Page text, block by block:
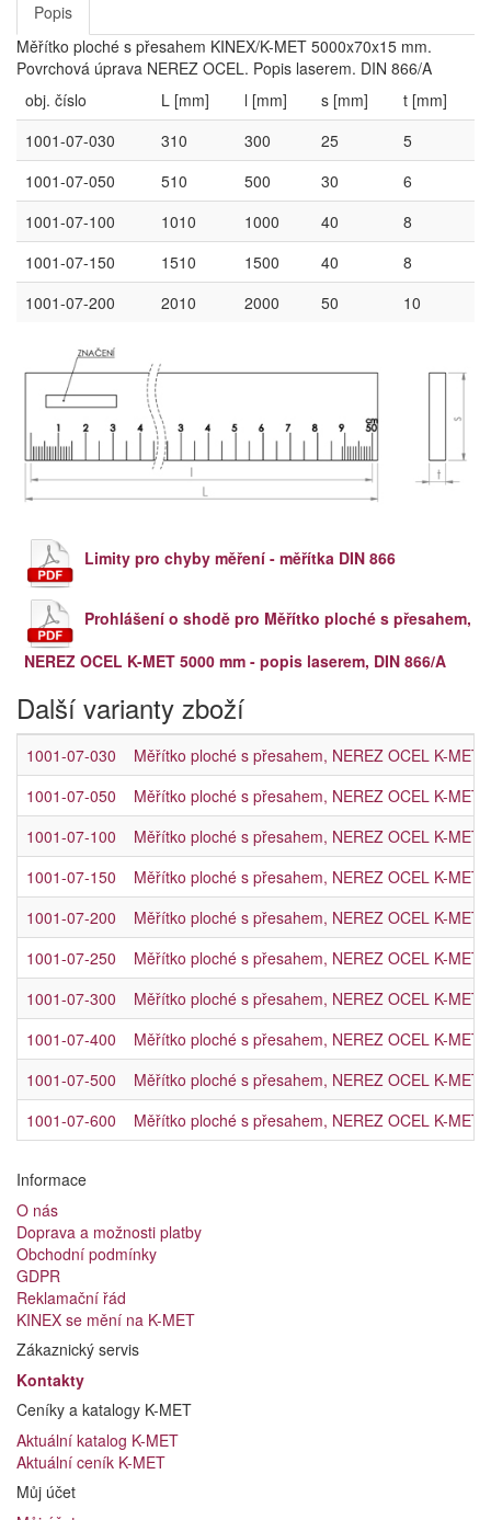
Popis
Měřítko ploché s přesahem KINEX/K-MET 5000x70x15 mm.
Povrchová úprava NEREZ OCEL. Popis laserem. DIN 866/A
obj. číslo
L [mm] l [mm] s [mm]
t [mm]
1001-07-030
310 300 25
5
1001-07-050
510 500 30
6
1001-07-100
1010 1000 40
8
1001-07-150
1510 1500 40
8
1001-07-200
2010 2000 50 10
Limity pro chyby měření - měřítka DIN 866
Prohlášení o shodě pro Měřítko ploché s přesahem,
NEREZ OCEL K-MET 5000 mm - popis laserem, DIN 866/A
Další varianty zboží
1001-07-030
Měřítko ploché s přesahem, NEREZ OCEL K-
1001-07-050
Měřítko ploché s přesahem, NEREZ OCEL K-
1001-07-100
Měřítko ploché s přesahem, NEREZ OCEL K-
1001-07-150
Měřítko ploché s přesahem, NEREZ OCEL K-
1001-07-200
Měřítko ploché s přesahem, NEREZ OCEL K-
1001-07-250
Měřítko ploché s přesahem, NEREZ OCEL K-
1001-07-300
Měřítko ploché s přesahem, NEREZ OCEL K-
1001-07-400
Měřítko ploché s přesahem, NEREZ OCEL K-
1001-07-500
Měřítko ploché s přesahem, NEREZ OCEL K-
1001-07-600
Měřítko ploché s přesahem, NEREZ OCEL K-
Informace
O nás
Doprava a možnosti platby
Obchodní podmínky
GDPR
Reklamační řád
KINEX se mění na K-MET
Zákaznický servis
Kontakty
Ceníky a katalogy K-MET
Aktuální katalog K-MET
Aktuální ceník K-MET
Můj účet